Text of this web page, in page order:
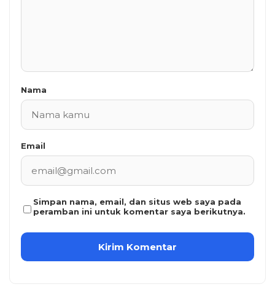
Nama
Email
Simpan nama, email, dan situs web saya pada
peramban ini untuk komentar saya berikutnya.